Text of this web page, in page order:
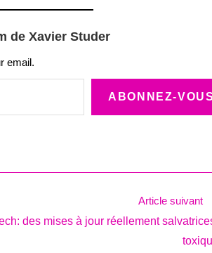
de Xavier Studer
email.
ABONNEZ-VOUS
Article suivant
des mises à jour réellement